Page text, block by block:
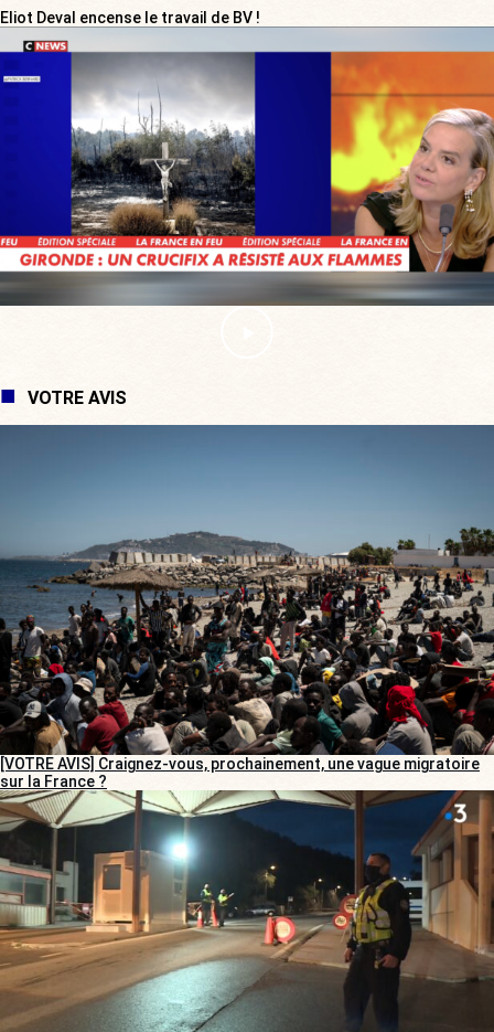
Eliot Deval encense le travail de BV !
VOTRE AVIS
[VOTRE AVIS] Craignez-vous, prochainement, une vague migratoire
sur la France ?